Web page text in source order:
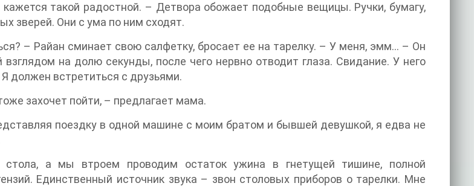
кажется такой радостной. – Детвора обожает подобные вещицы. Ручки, бумагу,
зверей. Они с ума по ним сходят.
– Райан сминает свою салфетку, бросает ее на тарелку. – У меня, эмм… – Он
взглядом на долю секунды, после чего нервно отводит глаза. Свидание. У него
должен встретиться с друзьями.
захочет пойти, – предлагает мама.
поездку в одной машине с моим братом и бывшей девушкой, я едва не
стола, а мы втроем проводим остаток ужина в гнетущей тишине, полной
Единственный источник звука – звон столовых приборов о тарелки. Мне